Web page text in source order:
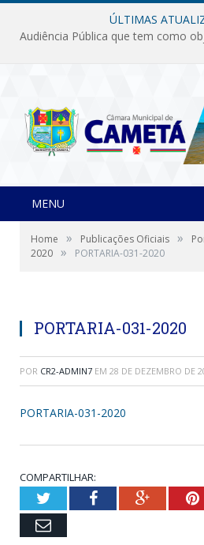
ÚLTIMAS
MENU
Home » Publicações Oficiais »
2020 » PORTARIA-031-2020
PORTARIA-031-2020
POR CR2-ADMIN7 EM 28 DE DEZEMBRO DE
PORTARIA-031-2020
COMPARTILHAR:
TwitterFacebookGoogle+
Email